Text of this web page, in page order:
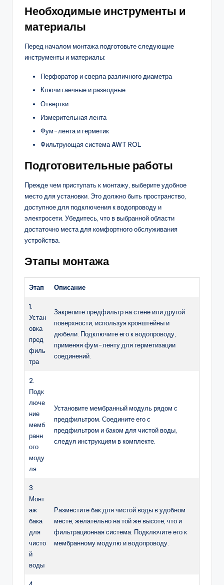
Необходимые инструменты и
материалы
Перед началом монтажа подготовьте следующие
инструменты и материалы:
Перфоратор и сверла различного диаметра
Ключи гаечные и разводные
Отвертки
Измерительная лента
Фум-лента и герметик
Фильтрующая система AWT ROL
Подготовительные работы
Прежде чем приступать к монтажу, выберите удобное
место для установки. Это должно быть пространство,
доступное для подключения к водопроводу и
электросети. Убедитесь, что в выбранной области
достаточно места для комфортного обслуживания
устройства.
Этапы монтажа
Этап Описание
1.
Устан
овка
пред
филь
тра
Закрепите предфильтр на стене или другой
поверхности, используя кронштейны и
дюбели. Подключите его к водопроводу,
применяя фум-ленту для герметизации
соединений.
2.
Подк
люче
ние
мемб
ранн
ого
моду
ля
Установите мембранный модуль рядом с
предфильтром. Соедините его с
предфильтром и баком для чистой воды,
следуя инструкциям в комплекте.
3.
Монт
аж
бака
для
чисто
й
воды
Разместите бак для чистой воды в удобном
месте, желательно на той же высоте, что и
фильтрационная система. Подключите его к
мембранному модулю и водопроводу.